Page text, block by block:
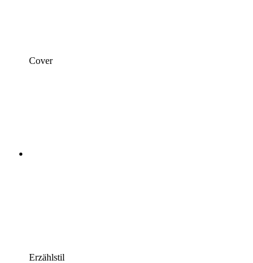
Cover
Erzählstil